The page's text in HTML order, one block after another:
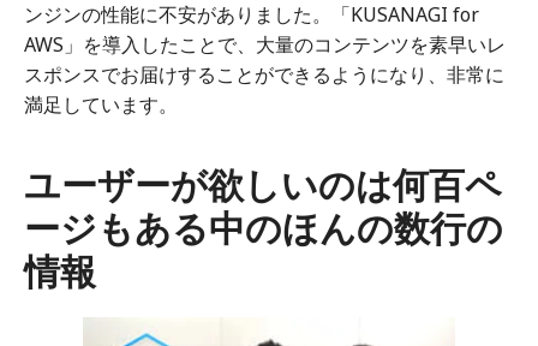
ンジンの性能に不安がありました。「KUSANAGI for
AWS」を導入したことで、大量のコンテンツを素早いレ
スポンスでお届けすることができるようになり、非常に
満足しています。
ユーザーが欲しいのは何百ペ
ージもある中のほんの数行の
情報